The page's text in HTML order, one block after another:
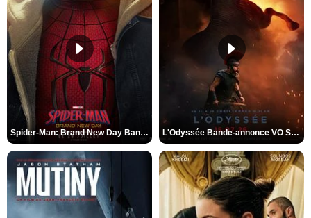
Spider-Man: Brand New Day Bande-annonce VO STFR L'Odyssée Bande-annonce VO STFR